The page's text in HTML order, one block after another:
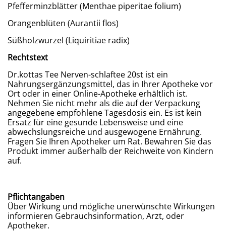
Pfefferminzblätter (Menthae piperitae folium)
Orangenblüten (Aurantii flos)
Süßholzwurzel (Liquiritiae radix)
Rechtstext
Dr.kottas Tee Nerven-schlaftee 20st ist ein
Nahrungsergänzungsmittel, das in Ihrer Apotheke vor
Ort oder in einer Online-Apotheke erhältlich ist.
Nehmen Sie nicht mehr als die auf der Verpackung
angegebene empfohlene Tagesdosis ein. Es ist kein
Ersatz für eine gesunde Lebensweise und eine
abwechslungsreiche und ausgewogene Ernährung.
Fragen Sie Ihren Apotheker um Rat. Bewahren Sie das
Produkt immer außerhalb der Reichweite von Kindern
auf.
Pflichtangaben
Über Wirkung und mögliche unerwünschte Wirkungen
informieren Gebrauchsinformation, Arzt, oder
Apotheker.